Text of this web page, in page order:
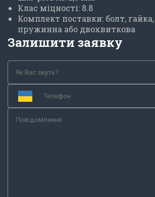
Клас міцності: 8.8
Комплект поставки: болт,
пружинна або двохвиткова
Залишити заявку